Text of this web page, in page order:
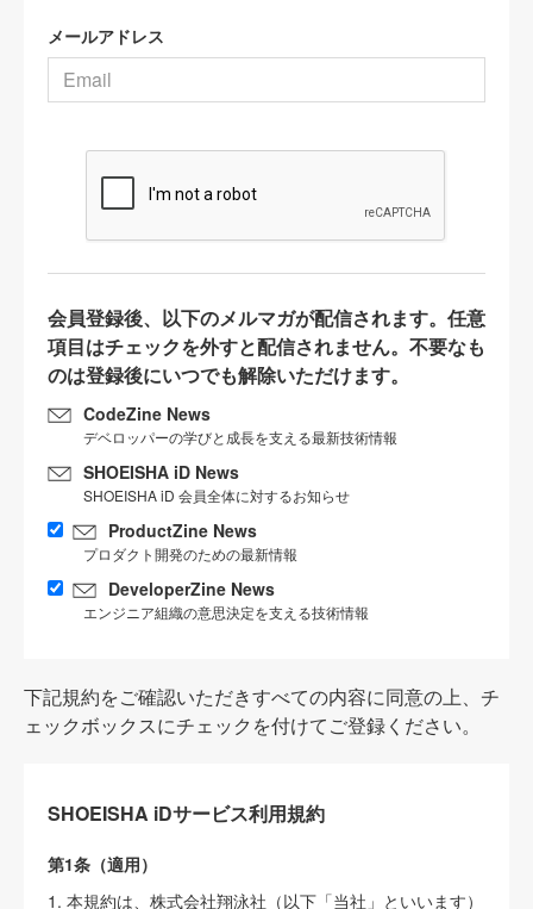
メールアドレス
会員登録後、以下のメルマガが配信されます。任意
項目はチェックを外すと配信されません。不要なも
のは登録後にいつでも解除いただけます。
CodeZine News
デベロッパーの学びと成長を支える最新技術情報
SHOEISHA iD News
SHOEISHA iD 会員全体に対するお知らせ
ProductZine News
プロダクト開発のための最新情報
DeveloperZine News
エンジニア組織の意思決定を支える技術情報
下記規約をご確認いただきすべての内容に同意の上、チ
ェックボックスにチェックを付けてご登録ください。
SHOEISHA iDサービス利用規約
第1条（適用）
1. 本規約は、株式会社翔泳社（以下「当社」といいます）